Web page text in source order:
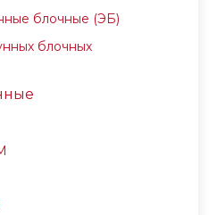
блочные (ЭБ)
блочных